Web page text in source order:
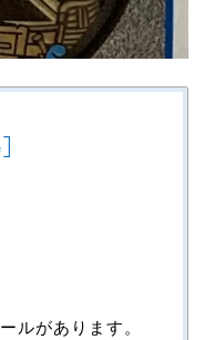
]
ルがあります。